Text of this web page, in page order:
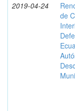
2019-04-24
de